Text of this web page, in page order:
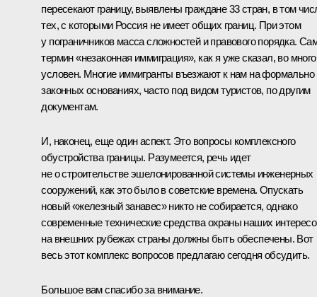
пересекают границу, выявлены граждане 33 стран, в том
тех, с которыми Россия не имеет общих границ. При этом
у пограничников масса сложностей и правового порядка.
термин «незаконная иммиграция», как я уже сказал, во
условен. Многие иммигранты въезжают к нам на формально
законных основаниях, часто под видом туристов, по другим
документам.
И, наконец, еще один аспект. Это вопросы комплексного
обустройства границы. Разумеется, речь идет
не о строительстве эшелонированной системы инженерных
сооружений, как это было в советские времена. Опускать
новый «железный занавес» никто не собирается, однако
современные технические средства охраны наших
на внешних рубежах страны должны быть обеспечены. Вот
весь этот комплекс вопросов предлагаю сегодня обсудить.
Большое вам спасибо за внимание.